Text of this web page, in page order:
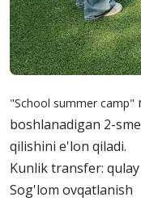
"School summer camp"
boshlanadigan 2-
qilishini e'lon qiladi.
Kunlik transfer:
Sog'lom ovqatlanish